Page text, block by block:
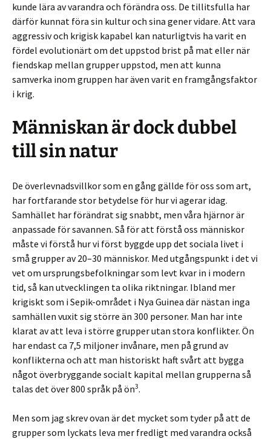
kunde lära av varandra och förändra oss. De tillitsfulla har
därför kunnat föra sin kultur och sina gener vidare. Att vara
aggressiv och krigisk kapabel kan naturligtvis ha varit en
fördel evolutionärt om det uppstod brist på mat eller när
fiendskap mellan grupper uppstod, men att kunna
samverka inom gruppen har även varit en framgångsfaktor
i krig.
Människan är dock dubbel
till sin natur
De överlevnadsvillkor som en gång gällde för oss som art,
har fortfarande stor betydelse för hur vi agerar idag.
Samhället har förändrat sig snabbt, men våra hjärnor är
anpassade för savannen. Så för att förstå oss människor
måste vi förstå hur vi först byggde upp det sociala livet i
små grupper av 20–30 människor. Med utgångspunkt i det vi
vet om ursprungsbefolkningar som levt kvar in i modern
tid, så kan utvecklingen ta olika riktningar. Ibland mer
krigiskt som i Sepik-området i Nya Guinea där nästan inga
samhällen vuxit sig större än 300 personer. Man har inte
klarat av att leva i större grupper utan stora konflikter. Ön
har endast ca 7,5 miljoner invånare, men på grund av
konflikterna och att man historiskt haft svårt att bygga
något överbryggande socialt kapital mellan grupperna så
talas det över 800 språk på ön3.
Men som jag skrev ovan är det mycket som tyder på att de
grupper som lyckats leva mer fredligt med varandra också